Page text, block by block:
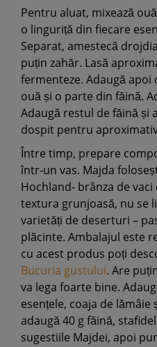
Pentru aluat, mixează
o linguriță din fiecare
Separat, amestecă
puțin zahăr. Lasă
fermenteze. Adaugă
ouă și o parte din făină.
Adaugă restul de făină și
dospit pentru
Între timp, prepare
într-un vas. Majda
Hochland- brânza de vaci
textura grunjoasă, nu se
varietăți de deserturi –
plăcinte. Ambalajul este
cu acest produs poți
Bucuria gustului. Are
va lega foarte bine.
esențele, coaja de lămâie
adaugă 40 g făină,
sugestiile Majdei, apoi